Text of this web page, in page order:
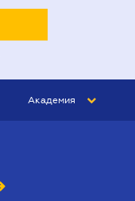
Академия